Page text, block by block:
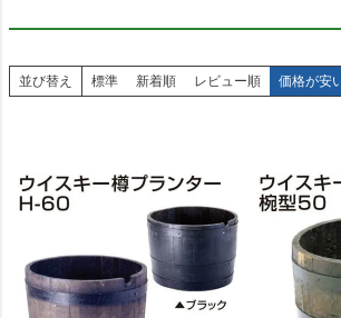
並び替え 標準 新着順 レビュー順 価格が安